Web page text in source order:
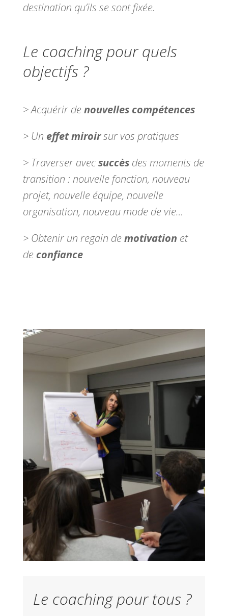
destination qu’ils se sont fixée.
Le coaching pour quels
objectifs ?
> Acquérir denouvelles compétences
> Un effet miroirsur vos pratiques
> Traverser avecsuccès des moments de
transition : nouvelle fonction, nouveau
projet, nouvelle équipe, nouvelle
organisation, nouveau mode de vie…
> Obtenir un regain demotivation et
de confiance
Le coaching pour tous ?